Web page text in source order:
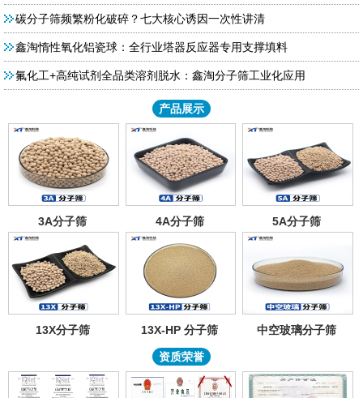
碳分子筛频繁粉化破碎？七大核心诱因一次性讲清
鑫淘惰性氧化铝瓷球：全行业塔器反应器专用支撑填料
氟化工+高纯试剂全品类溶剂脱水：鑫淘分子筛工业化应用
产品展示
3A分子筛 4A分子筛 5A分子筛
13X分子筛 13X-HP 分子筛 中空玻璃分子筛
资质荣誉